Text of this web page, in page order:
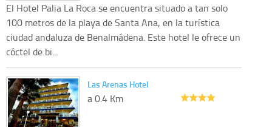
El Hotel Palia La Roca se encuentra situado a tan solo
100 metros de la playa de Santa Ana, en la turística
ciudad andaluza de Benalmádena. Este hotel le ofrece un
cóctel de bi...
Las Arenas Hotel
a 0.4 Km